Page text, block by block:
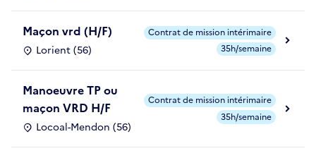
Maçon vrd (H/F)
Lorient (56)
Contrat de mission intérimaire
35h/semaine
Manoeuvre TP ou
maçon VRD H/F
Locoal-Mendon (56)
Contrat de mission intérimaire
35h/semaine